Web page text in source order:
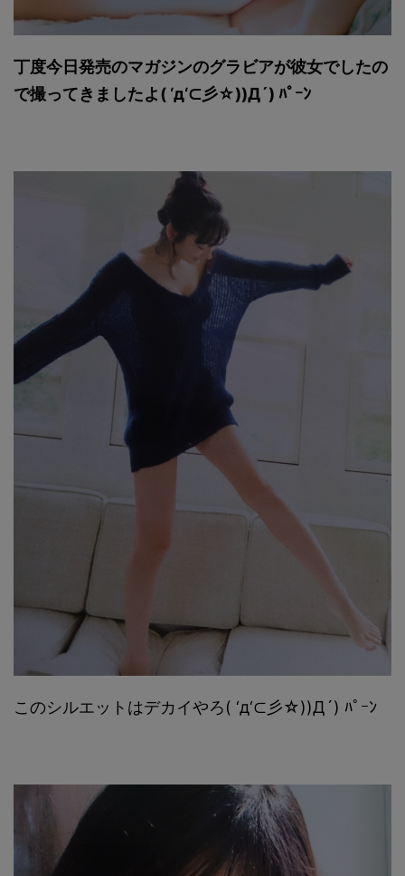
丁度今日発売のマガジンのグラビアが彼女でしたの
で撮ってきましたよ( ‘д‘⊂彡☆))Д´) ﾊﾟｰﾝ
このシルエットはデカイやろ( ‘д‘⊂彡☆))Д´) ﾊﾟｰﾝ